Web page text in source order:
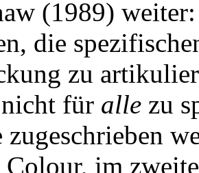
(1989)
die
zu
für alle zu
zugeschrieben
Colour, im